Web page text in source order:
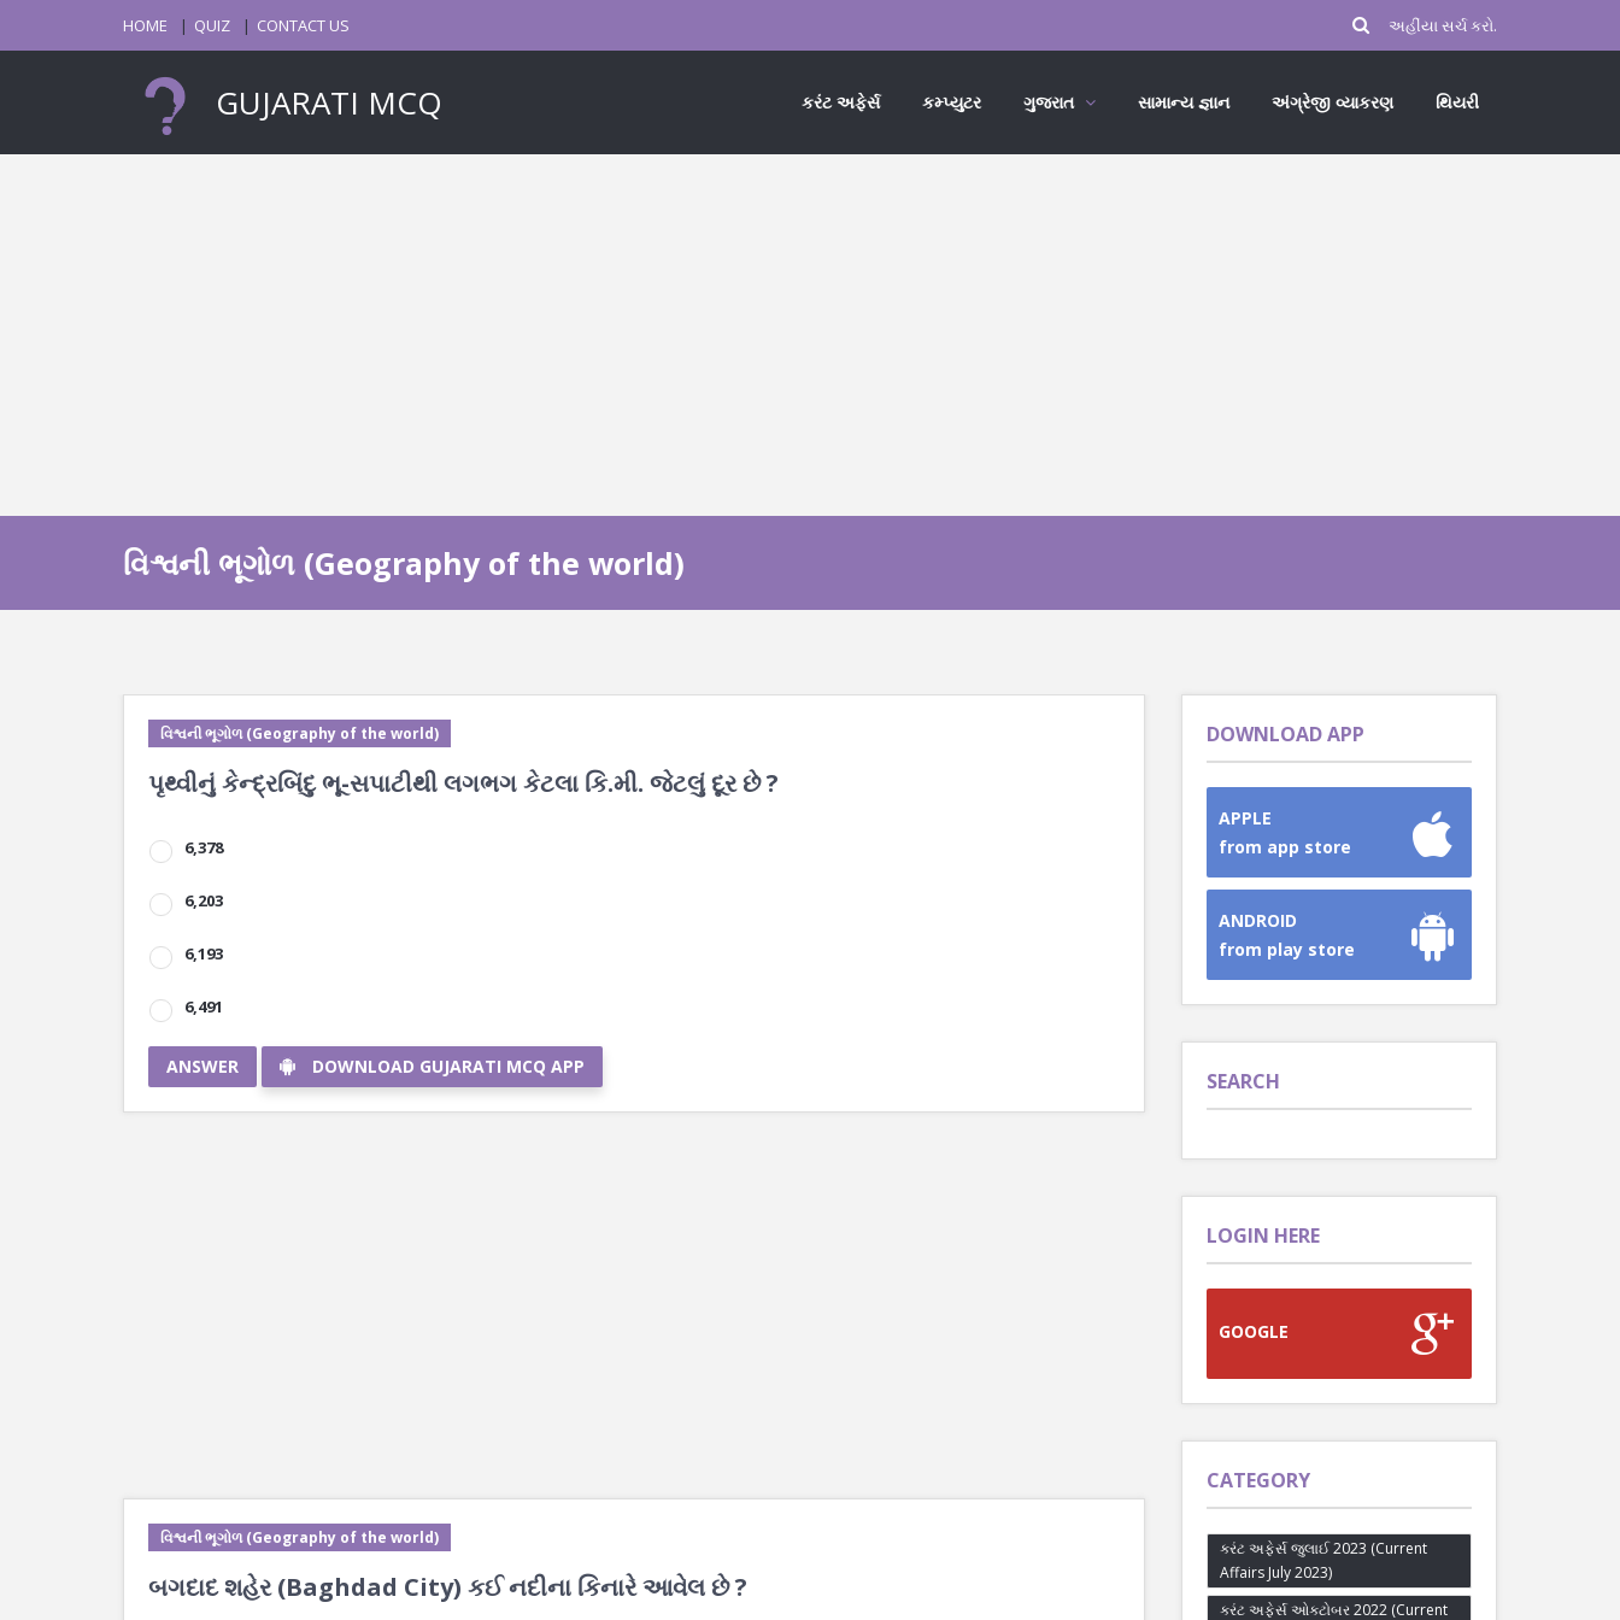
HOME QUIZ CONTACT US
GUJARATI MCQ કરંટ અફેર્સ કમ્પ્યુટર ગુજરાત સામાન્ય જ્ઞાન અંગ્રેજી વ્યાકરણ થિયરી
વિશ્વની ભૂગોળ (Geography of the world)
વિશ્વની ભૂગોળ (Geography of the world)
પૃથ્વીનું કેન્દ્રબિંદુ ભૂ-સપાટીથી લગભગ કેટલા કિ.મી. જેટલું દૂર છે ?
6,378
6,203
6,193
6,491
ANSWER DOWNLOAD GUJARATI MCQ APP
વિશ્વની ભૂગોળ (Geography of the world)
બગદાદ શહેર (Baghdad City) કઈ નદીના કિનારે આવેલ છે ?
DOWNLOAD APP
APPLE
from app store
ANDROID
from play store
SEARCH
LOGIN HERE
GOOGLE
CATEGORY
કરંટ અફેર્સ જુલાઈ 2023 (Current
Affairs July 2023)
કરંટ અફેર્સ ઓક્ટોબર 2022 (Current